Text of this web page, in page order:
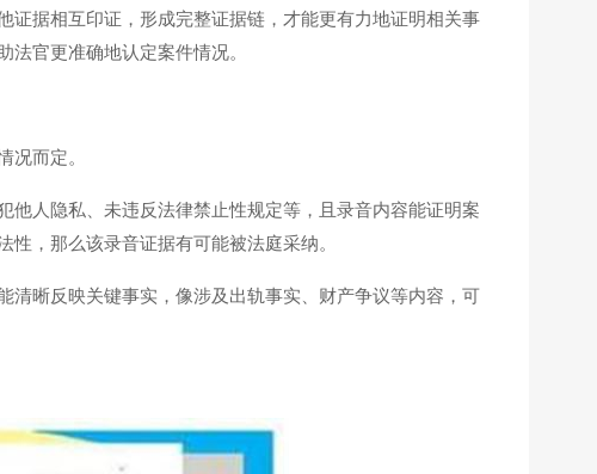
证据相互印证，形成完整证据链，才能更有力地证明相关事
官更准确地认定案件情况。
而定。
他人隐私、未违反法律禁止性规定等，且录音内容能证明案
，那么该录音证据有可能被法庭采纳。
清晰反映关键事实，像涉及出轨事实、财产争议等内容，可